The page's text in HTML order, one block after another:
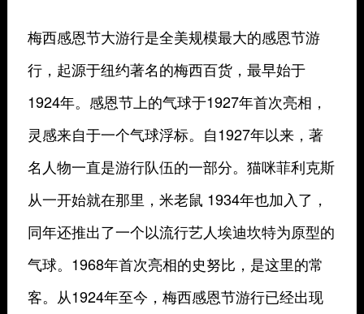
梅西感恩节大游行是全美规模最大的感恩节游
行，起源于纽约著名的梅西百货，最早始于
1924年。感恩节上的气球于1927年首次亮相，
灵感来自于一个气球浮标。自1927年以来，著
名人物一直是游行队伍的一部分。猫咪菲利克斯
从一开始就在那里，米老鼠 1934年也加入了，
同年还推出了一个以流行艺人埃迪坎特为原型的
气球。1968年首次亮相的史努比，是这里的常
客。从1924年至今，梅西感恩节游行已经出现